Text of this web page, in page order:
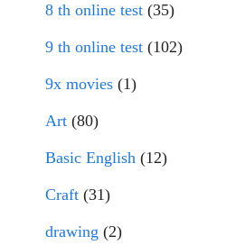
8 th online test (35)
9 th online test (102)
9x movies (1)
Art (80)
Basic English (12)
Craft (31)
drawing (2)